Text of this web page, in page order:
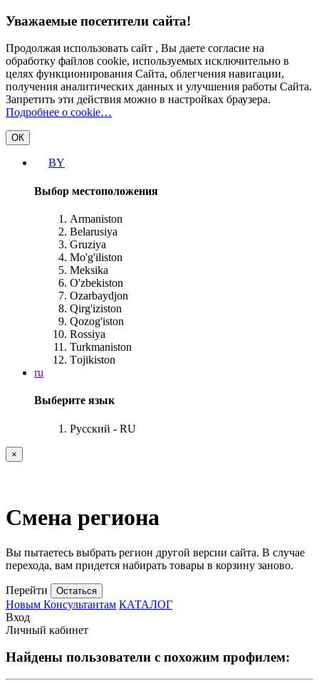
Уважаемые посетители сайта!
Продолжая использовать сайт , Вы даете согласие на
обработку файлов cookie, используемых исключительно в
целях функционирования Сайта, облегчения навигации,
получения аналитических данных и улучшения работы Сайта.
Запретить эти действия можно в настройках браузера.
Подробнее о cookie…
ОК
BY
Выбор местоположения
Armanistоn
Bеlarusiya
Gruziya
Mo'g'ilistоn
Mеksika
O'zbеkistоn
Ozarbaydjon
Qirg'izistоn
Qоzоg'istоn
Rоssiya
Turkmanistоn
Tоjikistоn
ru
Выберите язык
Русский - RU
×
Смена региона
Вы пытаетесь выбрать регион другой версии сайта. В случае
перехода, вам придется набирать товары в корзину заново.
Перейти Остаться
Новым Консультантам КАТАЛОГ
Вход
Личный кабинет
Найдены пользователи с похожим профилем: